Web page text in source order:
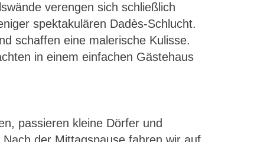
verengen sich schließlich
spektakulären Dadès-Schlucht.
schaffen eine malerische Kulisse.
in einem einfachen Gästehaus
passieren kleine Dörfer und